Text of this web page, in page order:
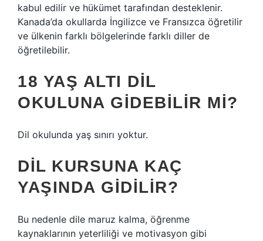
kabul edilir ve hükümet tarafından desteklenir.
Kanada’da okullarda İngilizce ve Fransızca öğretilir
ve ülkenin farklı bölgelerinde farklı diller de
öğretilebilir.
18 YAŞ ALTI DIL
OKULUNA GIDEBILIR MI?
Dil okulunda yaş sınırı yoktur.
DIL KURSUNA KAÇ
YAŞINDA GIDILIR?
Bu nedenle dile maruz kalma, öğrenme
kaynaklarının yeterliliği ve motivasyon gibi